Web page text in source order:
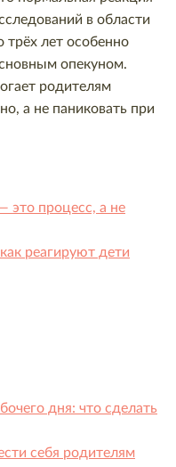
в области
трёх лет особенно
опекуном.
родителям
а не паниковать при
это процесс, а не
реагируют дети
дня: что сделать
себя родителям